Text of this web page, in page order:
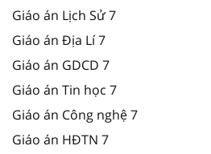
Giáo án Lịch Sử 7
Giáo án Địa Lí 7
Giáo án GDCD 7
Giáo án Tin học 7
Giáo án Công nghệ 7
Giáo án HĐTN 7